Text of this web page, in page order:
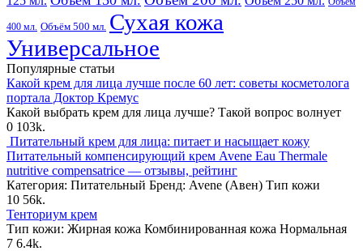
400 мл. Объём 500 мл. Сухая кожа
Универсальное
Популярные статьи
Какой крем для лица лучше после 60 лет: советы косметолога
портала Доктор Кремус
Какой выбрать крем для лица лучше? Такой вопрос волнует
0 103k.
Питательный крем для лица: питает и насыщает кожу
Питательный компенсирующий крем Avene Eau Thermale
nutritive compensatrice — отзывы, рейтинг
Категория: Питательный Бренд: Avene (Авен) Тип кожи
10 56k.
Тенториум крем
Тип кожи: Жирная кожа Комбинированная кожа Нормальная
7 6.4k.